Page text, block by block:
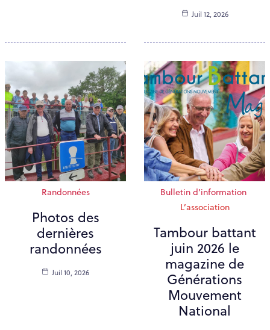
Juil 12, 2026
Randonnées
Photos des
dernières
randonnées
Juil 10, 2026
Bulletin d’information
L’association
Tambour battant
juin 2026 le
magazine de
Générations
Mouvement
National